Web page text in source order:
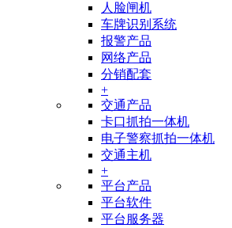
人脸闸机
车牌识别系统
报警产品
网络产品
分销配套
+
交通产品
卡口抓拍一体机
电子警察抓拍一体机
交通主机
+
平台产品
平台软件
平台服务器